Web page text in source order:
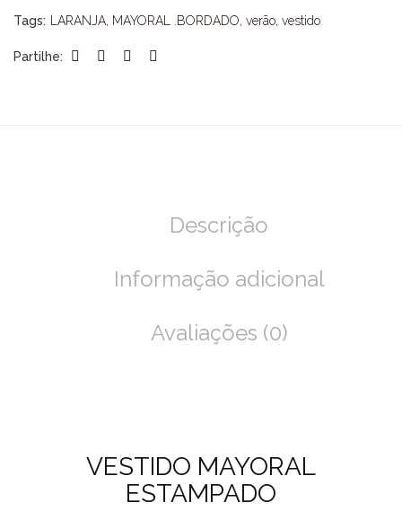
Tags: LARANJA, MAYORAL .BORDADO, verão, vestido
Partilhe:
Descrição
Informação adicional
Avaliações (0)
VESTIDO MAYORAL
ESTAMPADO